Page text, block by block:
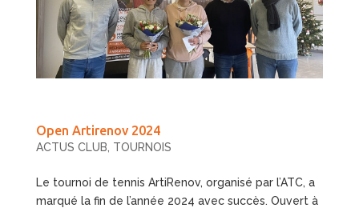
Open Artirenov 2024
ACTUS CLUB TOURNOIS
Le tournoi de tennis ArtiRenov, organisé par l’ATC, a
marqué la fin de l’année 2024 avec succès. Ouvert à